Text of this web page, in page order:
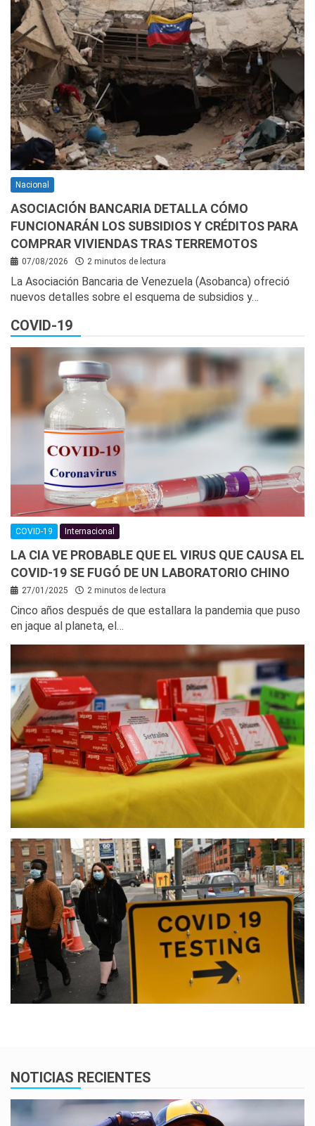
Nacional
ASOCIACIÓN BANCARIA DETALLA CÓMO
FUNCIONARÁN LOS SUBSIDIOS Y CRÉDITOS PARA
COMPRAR VIVIENDAS TRAS TERREMOTOS
07/08/2026 2 minutos de lectura
La Asociación Bancaria de Venezuela (Asobanca) ofreció
nuevos detalles sobre el esquema de subsidios y…
COVID-19
COVID-19 Internacional
LA CIA VE PROBABLE QUE EL VIRUS QUE CAUSA EL
COVID-19 SE FUGÓ DE UN LABORATORIO CHINO
27/01/2025 2 minutos de lectura
Cinco años después de que estallara la pandemia que puso
en jaque al planeta, el…
NOTICIAS RECIENTES